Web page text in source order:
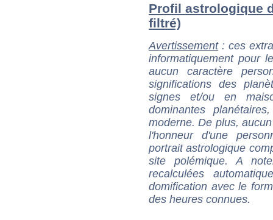
Profil astrologique
filtré)
Avertissement: ces
informatiquement pour
aucun caractère
significations des
signes et/ou en
dominantes
moderne. De plus,
l'honneur d'une
portrait astrologique
site polémique. A
recalculées
domification avec le
des heures connues.